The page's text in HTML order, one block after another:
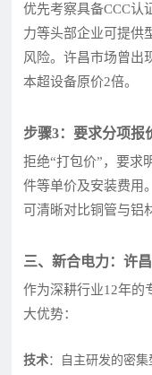
优先考察具备CCC认
力等头部企业可提供
风险。许昌市场曾出
本超设备原价2倍。
步骤3：要求分项报
拒绝“打包价”，要求
件等单价及安装费用
可清晰对比铜管与铝
三、新合电力：许
作为深耕行业12年的
大优势：
技术：自主研发的密